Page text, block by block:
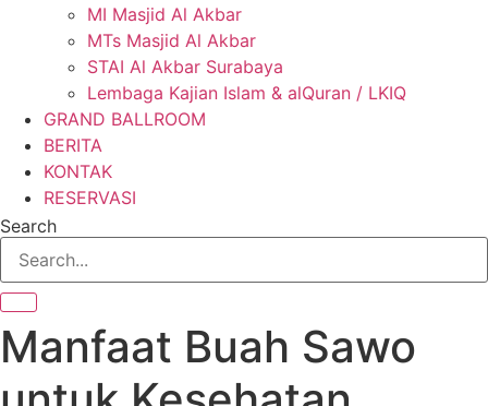
MI Masjid Al Akbar
MTs Masjid Al Akbar
STAI Al Akbar Surabaya
Lembaga Kajian Islam & alQuran / LKIQ
GRAND BALLROOM
BERITA
KONTAK
RESERVASI
Search
Manfaat Buah Sawo